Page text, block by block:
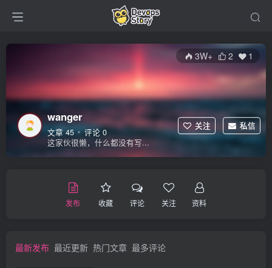
wanger
文章 45
评论 0
这家伙很懒，什么都没有写...
关注 私信
3W+ 2 1
发布 收藏 评论 关注 资料
最新发布 最近更新 热门文章 最多评论